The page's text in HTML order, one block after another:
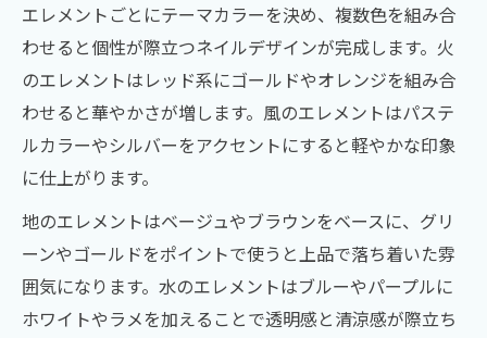
エレメントごとにテーマカラーを決め、複数色を組み合
わせると個性が際立つネイルデザインが完成します。火
のエレメントはレッド系にゴールドやオレンジを組み合
わせると華やかさが増します。風のエレメントはパステ
ルカラーやシルバーをアクセントにすると軽やかな印象
に仕上がります。
地のエレメントはベージュやブラウンをベースに、グリ
ーンやゴールドをポイントで使うと上品で落ち着いた雰
囲気になります。水のエレメントはブルーやパープルに
ホワイトやラメを加えることで透明感と清涼感が際立ち